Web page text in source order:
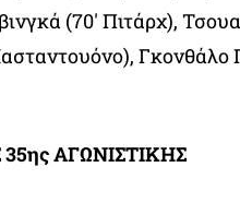
(70′ Πιτάρχ),
Γκονθάλο
ΑΓΩΝΙΣΤΙΚΗΣ